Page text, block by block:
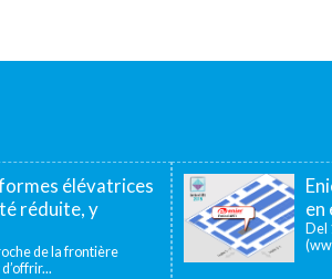
élévatrices
réduite, y
de la frontière
en
Del